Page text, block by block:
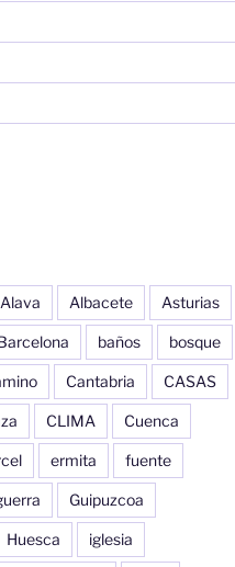
Alava Albacete Asturias
baños bosque
Cantabria CASAS
CLIMA Cuenca
ermita fuente
Guipuzcoa
Huesca iglesia